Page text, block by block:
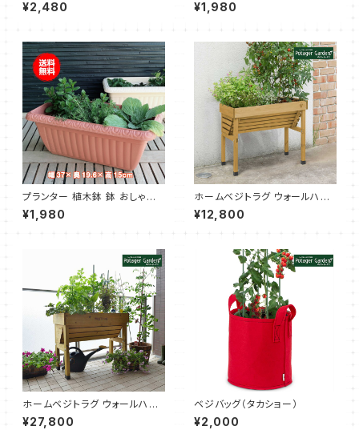
L ミント）
¥2,480 ¥1,980
プランター 植木鉢 鉢 おしゃれ
（レリーフプランター 茶 受皿付）
¥1,980
ホームベジトラグ ウォールハガ
ー コンパクト ナチュラル（タカシ
ョー）
¥12,800
ホームベジトラグ ウォールハガ
ー S ナチュラル（タカショー）
¥27,800
ベジバッグ（タカショー）
¥2,000